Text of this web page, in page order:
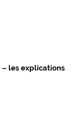
les explications